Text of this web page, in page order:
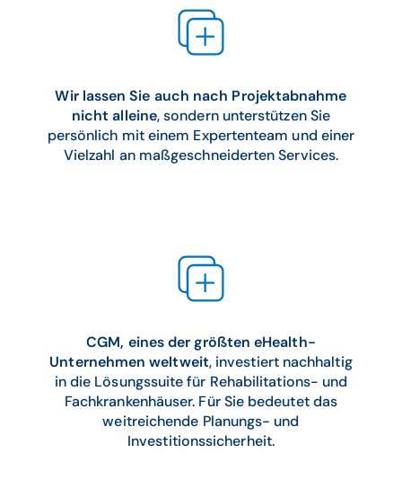
Wir lassen Sie auch nach Projektabnahme
nicht alleine, sondern unterstützen Sie
persönlich mit einem Expertenteam und einer
Vielzahl an maßgeschneiderten Services.
CGM, eines der größten eHealth-
Unternehmen weltweit, investiert nachhaltig
in die Lösungssuite für Rehabilitations- und
Fachkrankenhäuser. Für Sie bedeutet das
weitreichende Planungs- und
Investitionssicherheit.